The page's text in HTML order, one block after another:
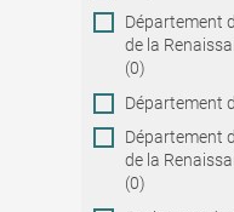
Département
de la
(0)
Département
Département
de la
(0)